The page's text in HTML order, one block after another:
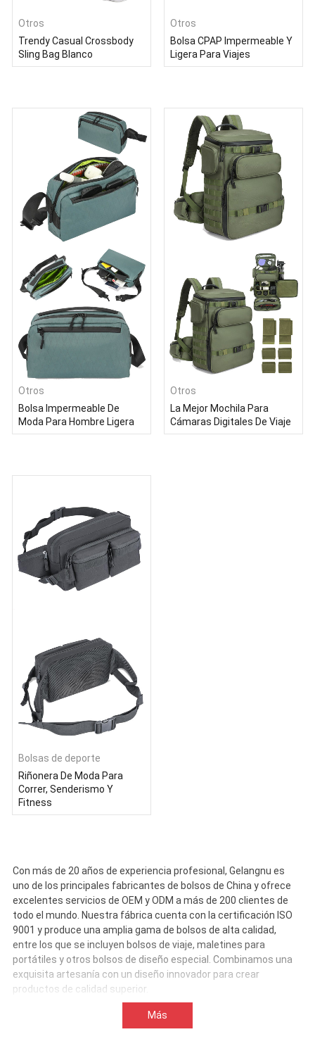
Otros
Trendy Casual Crossbody
Sling Bag Blanco
Otros
Bolsa CPAP Impermeable Y
Ligera Para Viajes
Otros
Bolsa Impermeable De
Moda Para Hombre Ligera
Otros
La Mejor Mochila Para
Cámaras Digitales De Viaje
Bolsas de deporte
Riñonera De Moda Para
Correr, Senderismo Y
Fitness
Más
Con más de 20 años de experiencia profesional, Gelangnu es
uno de los principales fabricantes de bolsos de China y ofrece
excelentes servicios de OEM y ODM a más de 200 clientes de
todo el mundo. Nuestra fábrica cuenta con la certificación ISO
9001 y produce una amplia gama de bolsos de alta calidad,
entre los que se incluyen bolsos de viaje, maletines para
portátiles y otros bolsos de diseño especial. Combinamos una
exquisita artesanía con un diseño innovador para crear
productos de calidad superior.